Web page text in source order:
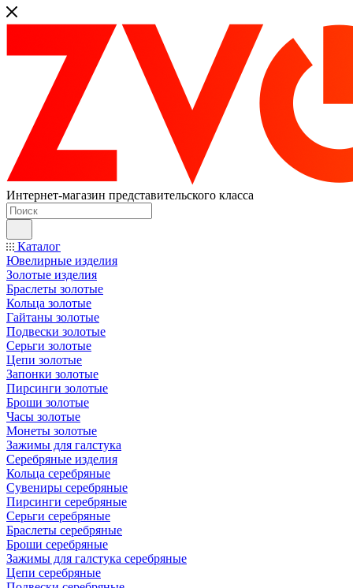
Интернет-магазин представительского класса
Каталог
Ювелирные изделия
Золотые изделия
Браслеты золотые
Кольца золотые
Гайтаны золотые
Подвески золотые
Серьги золотые
Цепи золотые
Запонки золотые
Пирсинги золотые
Броши золотые
Часы золотые
Монеты золотые
Зажимы для галстука
Серебряные изделия
Кольца серебряные
Сувениры серебряные
Пирсинги серебряные
Серьги серебряные
Браслеты серебряные
Броши серебряные
Зажимы для галстука серебряные
Цепи серебряные